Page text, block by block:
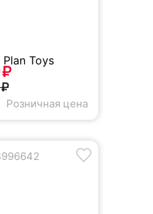
Toys
Розничная цена